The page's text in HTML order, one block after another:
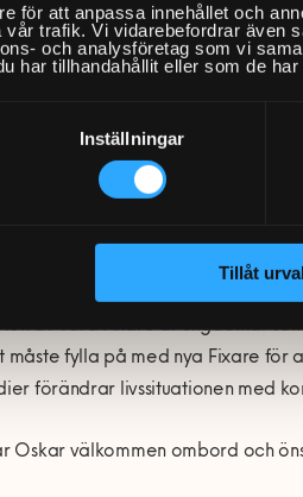
för att anpassa innehållet och
trafik. Vi vidarebefordrar även
och analysföretag som vi
har tillhandahållit eller som de
Inställningar
Tillåt urval
går som tåget och idag
har vi anställt Oskar som
och därmed även rekryteringen
tekniker vilka alla passerat
följer intervjuer och kontroll
är en självklarhet för oss och
av våra Fixare är ungdomar
måste fylla på med nya Fixare för
förändrar livssituationen med
Oskar välkommen ombord och